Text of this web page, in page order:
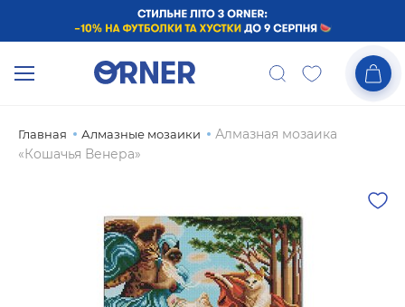
Главная Алмазные мозаики
Алмазная мозаика
«Кошачья Венера»